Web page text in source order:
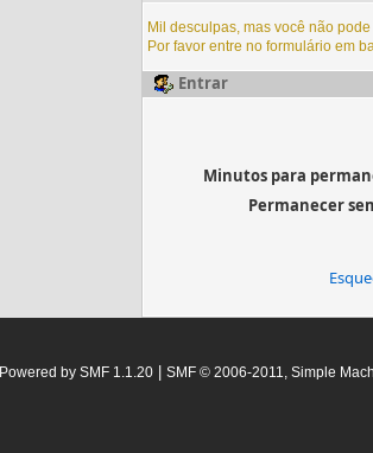
Mil desculpas, mas você não
Por favor entre no formulário em
Entrar
Minutos para
Permanecer
Powered by SMF 1.1.20 SMF © 2006-2011, Simple